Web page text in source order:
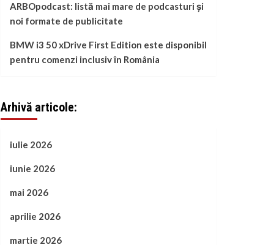
ARBOpodcast: listă mai mare de podcasturi și
noi formate de publicitate
BMW i3 50 xDrive First Edition este disponibil
pentru comenzi inclusiv în România
Arhivă articole:
iulie 2026
iunie 2026
mai 2026
aprilie 2026
martie 2026